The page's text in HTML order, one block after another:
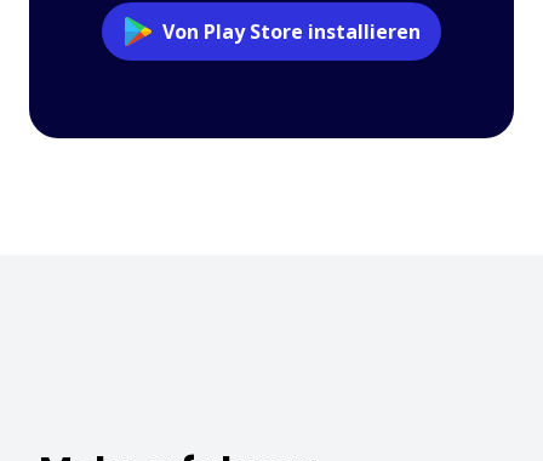
Von Play Store installieren